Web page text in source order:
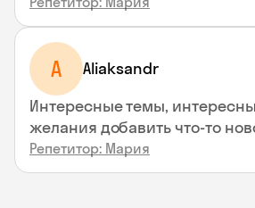
A Aliaksandr
Интересные темы,
желания добавить что-то
Репетитор: Мария